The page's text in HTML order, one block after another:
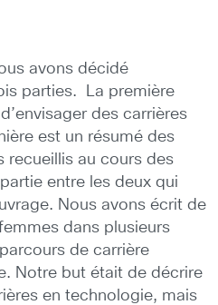
avons décidé
parties. La première
des carrières
est un résumé des
recueillis au cours des
entre les deux qui
Nous avons écrit de
dans plusieurs
de carrière
Notre but était de décrire
en technologie, mais